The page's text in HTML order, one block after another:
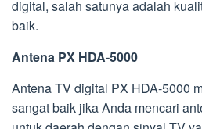
digital, salah satunya adalah
baik.
Antena PX HDA-5000
Antena TV digital PX HDA-5000
sangat baik jika Anda mencari